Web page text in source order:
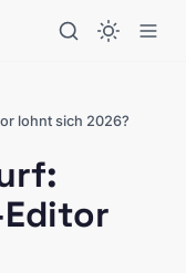
lohnt sich 2026?